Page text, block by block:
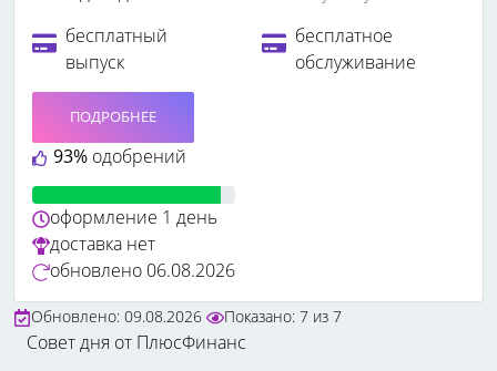
бесплатный
выпуск
бесплатное
обслуживание
93% одобрений
ПОДРОБНЕЕ
оформление 1 день
доставка нет
обновлено 06.08.2026
Обновлено: 09.08.2026 Показано: 7 из 7
Совет дня от ПлюсФинанс